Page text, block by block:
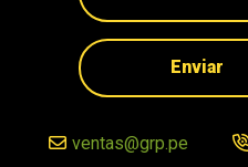
Enviar
ventas@grp.pe